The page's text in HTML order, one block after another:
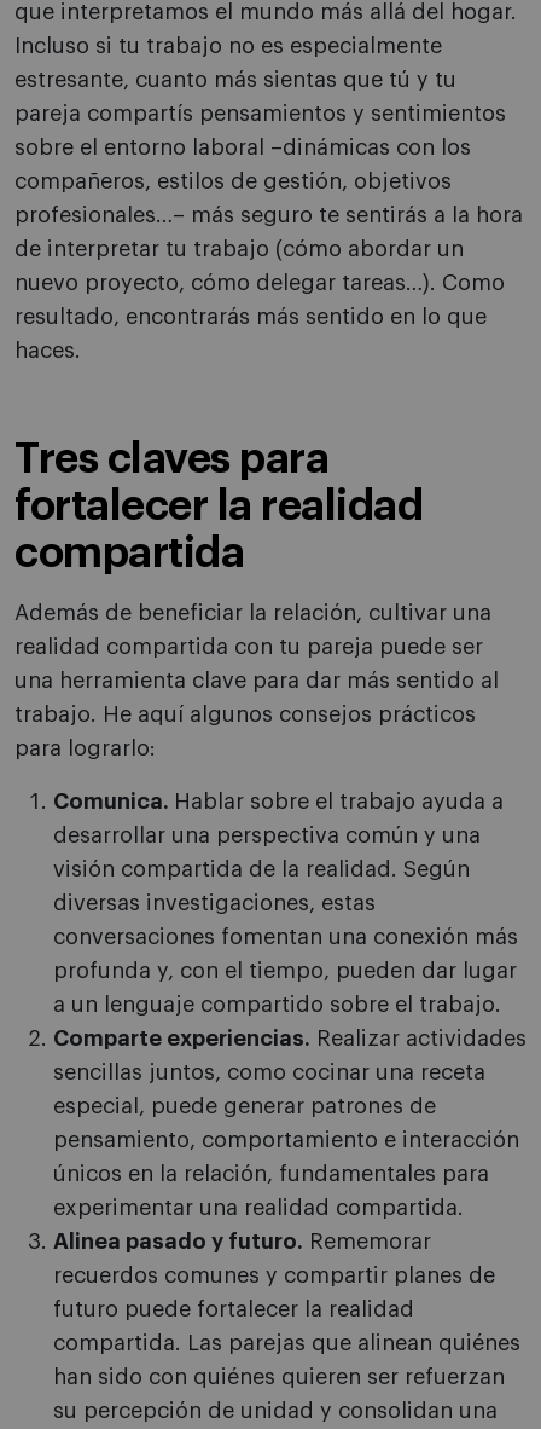
que interpretamos el mundo más allá del hogar.
Incluso si tu trabajo no es especialmente
estresante, cuanto más sientas que tú y tu
pareja compartís pensamientos y sentimientos
sobre el entorno laboral –dinámicas con los
compañeros, estilos de gestión, objetivos
profesionales…– más seguro te sentirás a la hora
de interpretar tu trabajo (cómo abordar un
nuevo proyecto, cómo delegar tareas…). Como
resultado, encontrarás más sentido en lo que
haces.
Tres claves para
fortalecer la realidad
compartida
Además de beneficiar la relación, cultivar una
realidad compartida con tu pareja puede ser
una herramienta clave para dar más sentido al
trabajo. He aquí algunos consejos prácticos
para lograrlo:
Comunica. Hablar sobre el trabajo ayuda a
desarrollar una perspectiva común y una
visión compartida de la realidad. Según
diversas investigaciones, estas
conversaciones fomentan una conexión más
profunda y, con el tiempo, pueden dar lugar
a un lenguaje compartido sobre el trabajo.
Comparte experiencias. Realizar actividades
sencillas juntos, como cocinar una receta
especial, puede generar patrones de
pensamiento, comportamiento e interacción
únicos en la relación, fundamentales para
experimentar una realidad compartida.
Alinea pasado y futuro. Rememorar
recuerdos comunes y compartir planes de
futuro puede fortalecer la realidad
compartida. Las parejas que alinean quiénes
han sido con quiénes quieren ser refuerzan
su percepción de unidad y consolidan una